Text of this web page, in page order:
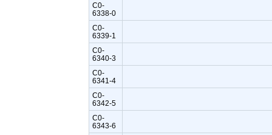
C0-
6338-0
C0-
6339-1
C0-
6340-3
C0-
6341-4
C0-
6342-5
C0-
6343-6